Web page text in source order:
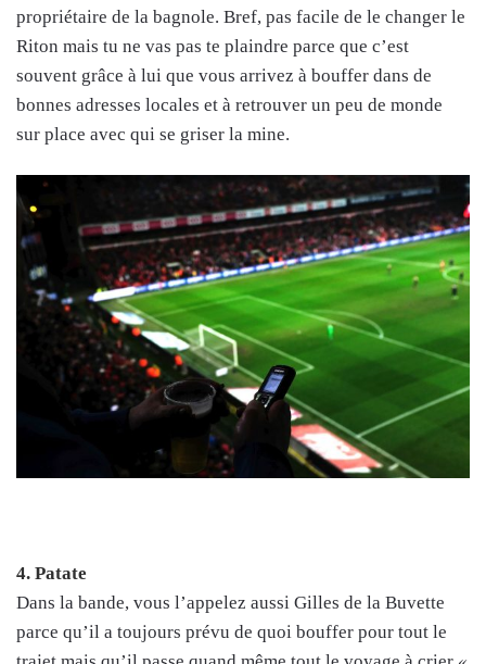
propriétaire de la bagnole. Bref, pas facile de le changer le
Riton mais tu ne vas pas te plaindre parce que c’est
souvent grâce à lui que vous arrivez à bouffer dans de
bonnes adresses locales et à retrouver un peu de monde
sur place avec qui se griser la mine.
4. Patate
Dans la bande, vous l’appelez aussi Gilles de la Buvette
parce qu’il a toujours prévu de quoi bouffer pour tout le